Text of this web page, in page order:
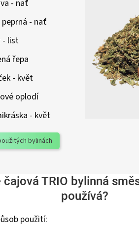
- nať
- nať
- list
řepa
- květ
oplodí
- květ
bylinách
čajová TRIO bylinná
používá?
použití: